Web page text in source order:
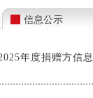
信息公示
年度捐赠方信息